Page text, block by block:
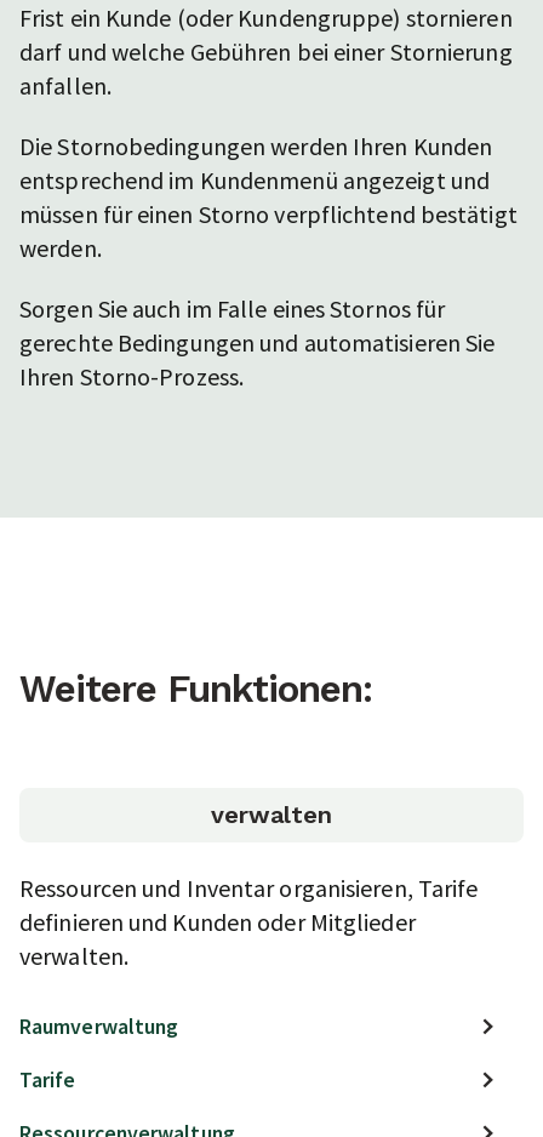
Frist ein Kunde (oder Kundengruppe) stornieren
darf und welche Gebühren bei einer Stornierung
anfallen.
Die Stornobedingungen werden Ihren Kunden
entsprechend im Kundenmenü angezeigt und
müssen für einen Storno verpflichtend bestätigt
werden.
Sorgen Sie auch im Falle eines Stornos für
gerechte Bedingungen und automatisieren Sie
Ihren Storno-Prozess.
Weitere Funktionen:
verwalten
Ressourcen und Inventar organisieren, Tarife
definieren und Kunden oder Mitglieder
verwalten.
Raumverwaltung
Tarife